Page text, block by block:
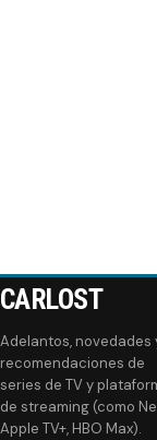
CARLOST
Adelantos, novedades
recomendaciones de
series de TV y
de streaming (como
Apple TV+, HBO Max).